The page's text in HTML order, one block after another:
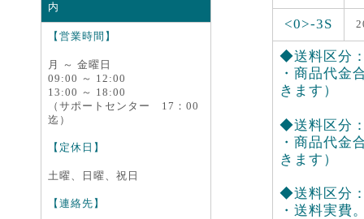
内
【営業時間】
月 ～ 金曜日
09:00 ～ 12:00
13:00 ～ 18:00
（サポートセンター 17：00
迄）
【定休日】
土曜、日曜、祝日
【連絡先】
<0>-3S
◆送料区分
・商品代金
きます）
◆送料区分
・商品代金
きます）
◆送料区分
・送料実費